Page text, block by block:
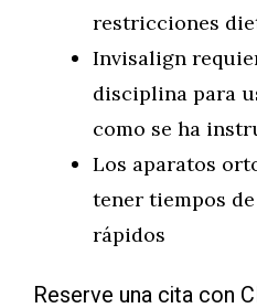
restricciones
Invisalign
disciplina para
como se ha
Los aparatos
tener tiempos
rápidos
Reserve una cita con